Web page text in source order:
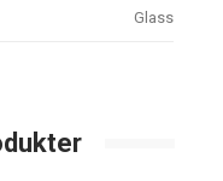
Glass